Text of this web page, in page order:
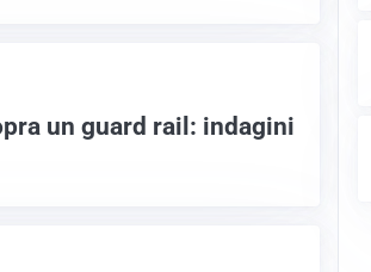
un guard rail: indagini